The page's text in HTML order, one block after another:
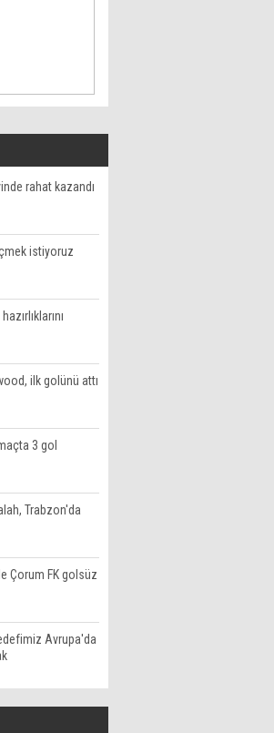
rahat kazandı
istiyoruz
ilk golünü attı
3 gol
Trabzon'da
Çorum FK golsüz
Avrupa'da